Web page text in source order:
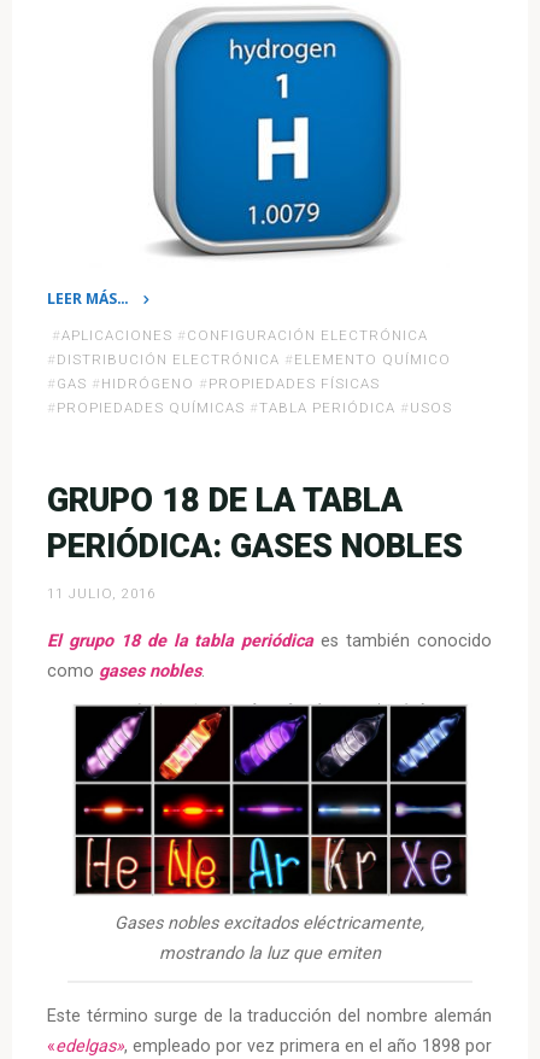
LEER MÁS…
«Hidrógeno:
¿un
elemento
sin
# APLICACIONES # CONFIGURACIÓN ELECTRÓNICA
# DISTRIBUCIÓN ELECTRÓNICA # ELEMENTO QUÍMICO
# GAS # HIDRÓGENO # PROPIEDADES FÍSICAS
# PROPIEDADES QUÍMICAS #TABLA PERIÓDICA # USOS
GRUPO 18 DE LA TABLA
PERIÓDICA: GASES NOBLES
11 JULIO, 2016
El grupo 18 de la tabla periódicaes también conocido
como gases nobles.
Gases nobles excitados eléctricamente,
mostrando la luz que emiten
Este término surge de la traducción del nombre alemán
«edelgas», empleado por vez primera en el año 1898 por